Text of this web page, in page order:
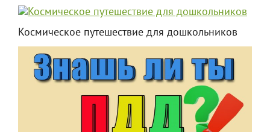
Космическое путешествие для дошкольников